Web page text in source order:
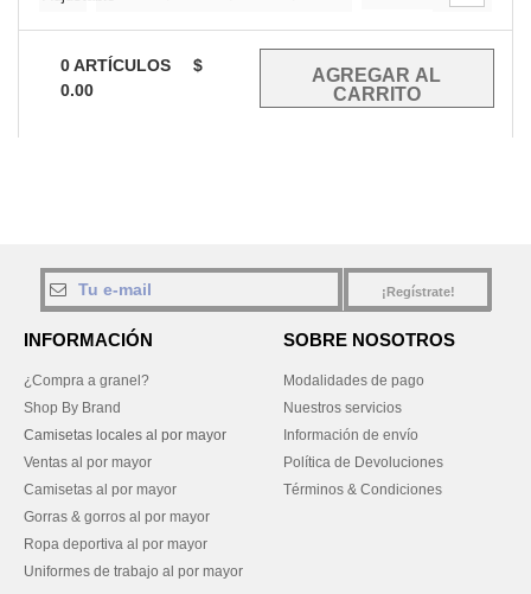
0ARTÍCULOS
$
0.00
¡Regístrate!
INFORMACIÓN
¿Compra a granel?
Shop By Brand
Camisetas locales al por mayor
Ventas al por mayor
Camisetas al por mayor
Gorras & gorros al por mayor
Ropa deportiva al por mayor
Uniformes de trabajo al por mayor
SOBRE NOSOTROS
Modalidades de pago
Nuestros servicios
Información de envío
Política de Devoluciones
Términos & Condiciones